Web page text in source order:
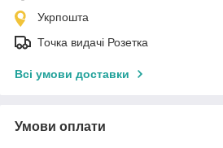
Укрпошта
Точка видачі Розетка
Всі умови доставки
Умови оплати